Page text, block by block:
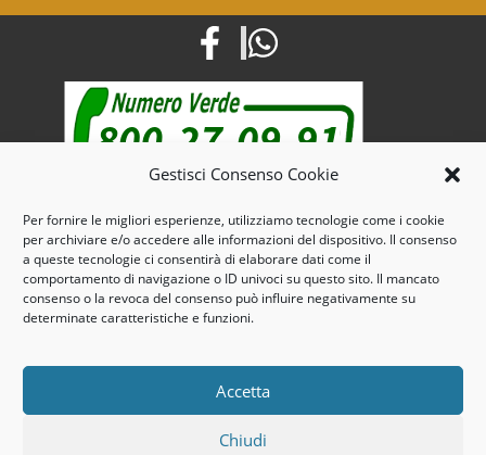
Gestisci Consenso Cookie
Per fornire le migliori esperienze, utilizziamo tecnologie come i cookie
per archiviare e/o accedere alle informazioni del dispositivo. Il consenso
a queste tecnologie ci consentirà di elaborare dati come il
comportamento di navigazione o ID univoci su questo sito. Il mancato
consenso o la revoca del consenso può influire negativamente su
determinate caratteristiche e funzioni.
Accetta
Chiudi
Mail: info@maroservizi.com
Pec : marospulizie@pec.it
Tel. e Fax 0141.32.11.25 – Cell. 393.51.85.644